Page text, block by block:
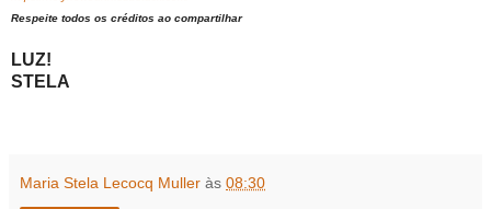
Respeite todos os créditos ao compartilhar
LUZ!
STELA
Maria Stela Lecocq Muller às 08:30